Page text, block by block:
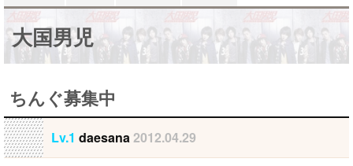
大国男児
ちんぐ募集中
Lv.1 daesana2012.04.29